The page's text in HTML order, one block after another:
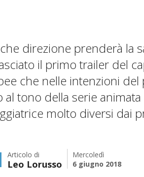
direzione prenderà la
il primo trailer del
che nelle intenzioni
tono della serie
molto diversi dai
Articolo di
Leo Lorusso
Mercoledì
6 giugno 2018